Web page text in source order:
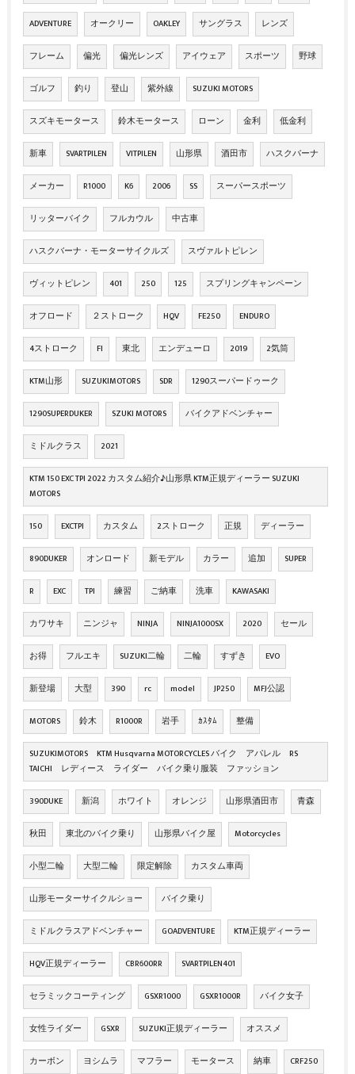
ADVENTURE オークリー OAKLEY サングラス レンズ
フレーム 偏光 偏光レンズ アイウェア スポーツ 野球
ゴルフ 釣り 登山 紫外線 SUZUKI MOTORS
スズキモータース 鈴木モータース ローン 金利 低金利
新車 SVARTPILEN VITPILEN 山形県 酒田市 ハスクバーナ
メーカー R1000 K6 2006 SS スーパースポーツ
リッターバイク フルカウル 中古車
ハスクバーナ・モーターサイクルズ スヴァルトピレン
ヴィットピレン 401 250 125 スプリングキャンペーン
オフロード ２ストローク HQV FE250 ENDURO
4ストローク FI 東北 エンデューロ 2019 2気筒
KTM山形 SUZUKIMOTORS SDR 1290スーパードゥーク
1290SUPERDUKER SZUKI MOTORS バイクアドベンチャー
ミドルクラス 2021
KTM 150 EXC TPI 2022 カスタム紹介♪山形県 KTM正規ディーラー SUZUKI
MOTORS
150 EXCTPI カスタム 2ストローク 正規 ディーラー
890DUKER オンロード 新モデル カラー 追加 SUPER
R EXC TPI 練習 ご納車 洗車 KAWASAKI
カワサキ ニンジャ NINJA NINJA1000SX 2020 セール
お得 フルエキ SUZUKI二輪 二輪 すずき EVO
新登場 大型 390 rc model JP250 MFJ公認
MOTORS 鈴木 R1000R 岩手 ｶｽﾀﾑ 整備
SUZUKIMOTORS KTM Husqvarna MOTORCYCLES バイク アパレル RS
TAICHI レディース ライダー バイク乗り服装 ファッション
390DUKE 新潟 ホワイト オレンジ 山形県酒田市 青森
秋田 東北のバイク乗り 山形県バイク屋 Motorcycles
小型二輪 大型二輪 限定解除 カスタム車両
山形モーターサイクルショー バイク乗り
ミドルクラスアドベンチャー GOADVENTURE KTM正規ディーラー
HQV正規ディーラー CBR600RR SVARTPILEN401
セラミックコーティング GSXR1000 GSXR1000R バイク女子
女性ライダー GSXR SUZUKI正規ディーラー オススメ
カーボン ヨシムラ マフラー モータース 納車 CRF250